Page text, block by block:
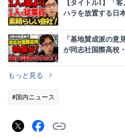
【タイトル1】「
ハラを放置する日
「基地賛成派の意
が同志社国際高校
もっと見る
#国内ニュース